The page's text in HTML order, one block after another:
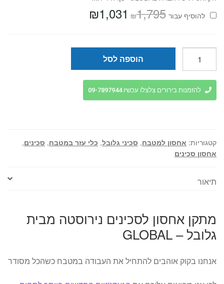
להוסיף⁦⁩ עבור
₪1,795 המחיר
המקורי ₪1,031
מתקן
אחסון
לסכינים
גלובל
-
הוספה לסל
להזמנות בירורים צלצלו עכשיו 09-7897944
קטגוריות: אחסון למטבח, סכיני גלובל, כלי עזר במטבח, סכינים,
אחסון סכינים
תיאור
מתקן אחסון לסכינים נירוסטה מבית
גלובל – GLOBAL
אנחנו בקוק אוהבים להתחיל את העבודה במטבח כשהכל מסודר